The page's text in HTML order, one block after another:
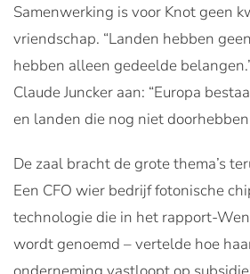
Samenwerking is voor Knot geen
vriendschap. “Landen hebben
hebben alleen gedeelde
Claude Juncker aan: “Europa
en landen die nog niet
De zaal bracht de grote thema’s
Een CFO wier bedrijf fotonische
technologie die in het rapport-
wordt genoemd – vertelde hoe